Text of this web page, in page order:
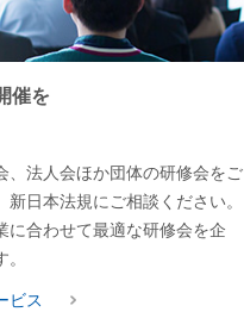
催を
、法人会ほか団体の研修会をご
日本法規にご相談ください。
に合わせて最適な研修会を企
ビス